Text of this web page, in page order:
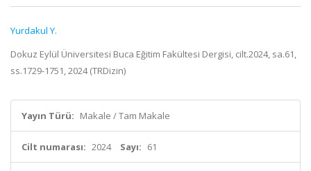
Yurdakul Y.
Dokuz Eylül Üniversitesi Buca Eğitim Fakültesi Dergisi, cilt.2024, sa.61,
ss.1729-1751, 2024 (TRDizin)
Yayın Türü: Makale / Tam Makale
Cilt numarası: 2024 Sayı: 61